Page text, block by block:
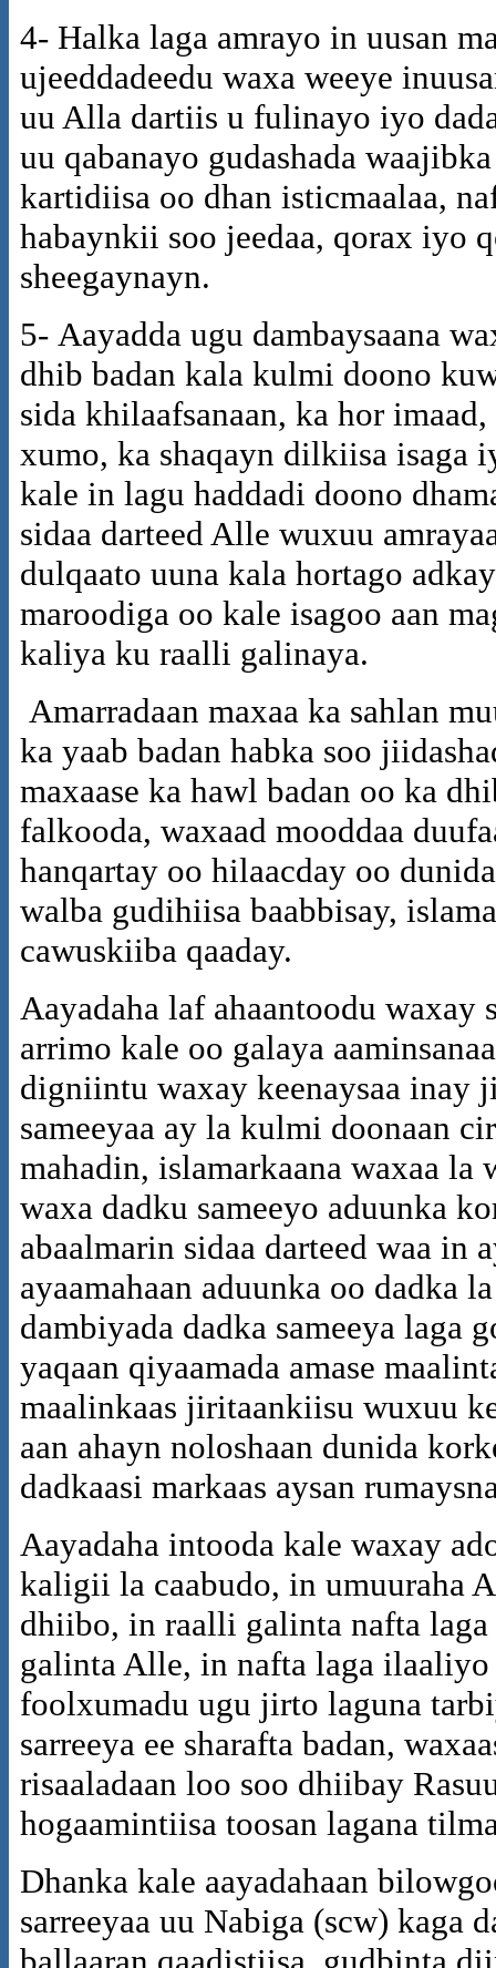
4- Halka laga amrayo in uusan
ujeeddadeedu waxa weeye
uu Alla dartiis u fulinayo iyo
uu qabanayo gudashada
kartidiisa oo dhan isticmaalaa,
habaynkii soo jeedaa, qorax iyo
sheegaynayn.
5- Aayadda ugu dambaysaana
dhib badan kala kulmi doono
sida khilaafsanaan, ka hor
xumo, ka shaqayn dilkiisa isaga
kale in lagu haddadi doono
sidaa darteed Alle wuxuu
dulqaato uuna kala hortago
maroodiga oo kale isagoo aan
kaliya ku raalli galinaya.
Amarradaan maxaa ka sahlan
ka yaab badan habka soo
maxaase ka hawl badan oo ka
falkooda, waxaad mooddaa
hanqartay oo hilaacday oo
walba gudihiisa baabbisay,
cawuskiiba qaaday.
Aayadaha laf ahaantoodu waxay
arrimo kale oo galaya
digniintu waxay keenaysaa inay
sameeyaa ay la kulmi doonaan
mahadin, islamarkaana waxaa la
waxa dadku sameeyo aduunka
abaalmarin sidaa darteed waa in
ayaamahaan aduunka oo dadka
dambiyada dadka sameeya laga
yaqaan qiyaamada amase
maalinkaas jiritaankiisu wuxuu
aan ahayn noloshaan dunida
dadkaasi markaas aysan
Aayadaha intooda kale waxay
kaligii la caabudo, in umuuraha
dhiibo, in raalli galinta nafta
galinta Alle, in nafta laga ilaaliyo
foolxumadu ugu jirto laguna
sarreeya ee sharafta badan,
risaaladaan loo soo dhiibay
hogaamintiisa toosan lagana
Dhanka kale aayadahaan
sarreeyaa uu Nabiga (scw) kaga